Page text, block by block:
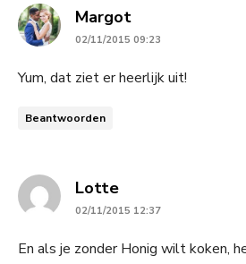
Margotsays:
02/11/2015 09:23
Yum, dat ziet er heerlijk uit!
Beantwoorden
Lottesays:
02/11/2015 12:37
En als je zonder Honig wilt koken,